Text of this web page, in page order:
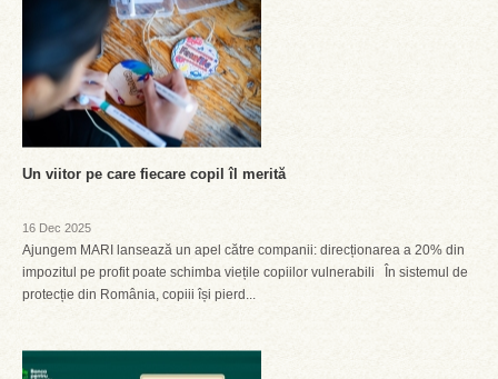
Un viitor pe care fiecare copil îl merită
16 Dec 2025
Ajungem MARI lansează un apel către companii: direcționarea a 20% din
impozitul pe profit poate schimba viețile copiilor vulnerabili În sistemul de
protecție din România, copiii își pierd...